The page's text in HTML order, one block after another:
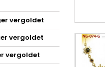
vergoldet
vergoldet
vergoldet